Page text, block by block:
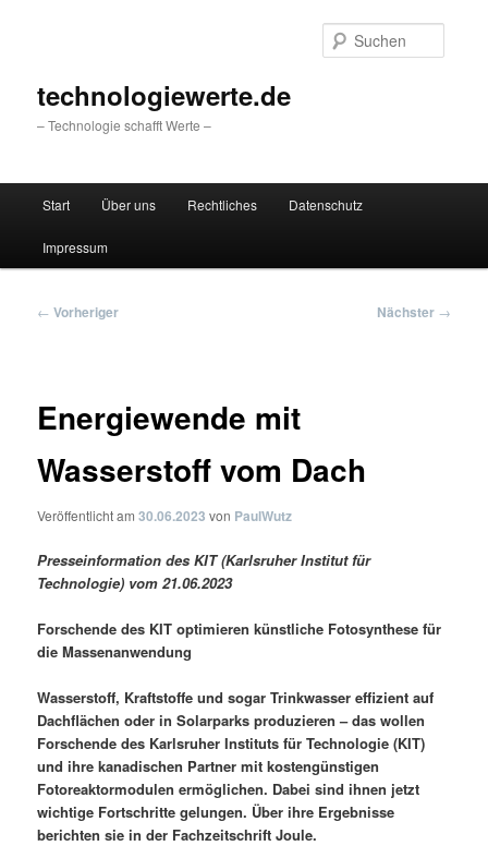
technologiewerte.de
– Technologie schafft Werte –
Start Über uns Rechtliches Datenschutz
Impressum
Beitragsnavigation
← Vorheriger Nächster →
Energiewende mit
Wasserstoff vom Dach
Veröffentlicht am30.06.2023 von PaulWutz
Presseinformation des KIT (Karlsruher Institut für
Technologie) vom 21.06.2023
Forschende des KIT optimieren künstliche Fotosynthese für
die Massenanwendung
Wasserstoff, Kraftstoffe und sogar Trinkwasser effizient auf
Dachflächen oder in Solarparks produzieren – das wollen
Forschende des Karlsruher Instituts für Technologie (KIT)
und ihre kanadischen Partner mit kostengünstigen
Fotoreaktormodulen ermöglichen. Dabei sind ihnen jetzt
wichtige Fortschritte gelungen. Über ihre Ergebnisse
berichten sie in der Fachzeitschrift Joule.